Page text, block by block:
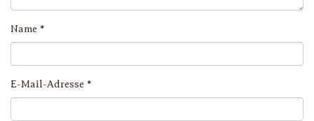
Name *
E-Mail-Adresse *